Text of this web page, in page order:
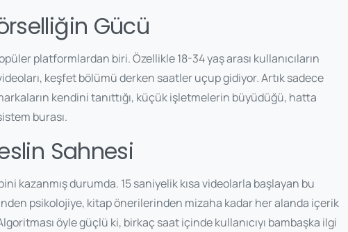
Gücü
platformlardan biri. Özellikle 18-34 yaş arası kullanıcıların
keşfet bölümü derken saatler uçup gidiyor. Artık sadece
kendini tanıttığı, küçük işletmelerin büyüdüğü, hatta
burası.
Sahnesi
kazanmış durumda. 15 saniyelik kısa videolarla başlayan bu
psikolojiye, kitap önerilerinden mizaha kadar her alanda içerik
öyle güçlü ki, birkaç saat içinde kullanıcıyı bambaşka ilgi